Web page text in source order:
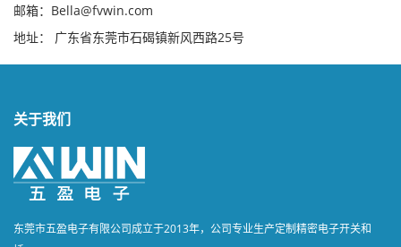
邮箱：Bella@fvwin.com
地址： 广东省东莞市石碣镇新风西路25号
关于我们
东莞市五盈电子有限公司成立于2013年，公司专业生产定制精密电子开关和